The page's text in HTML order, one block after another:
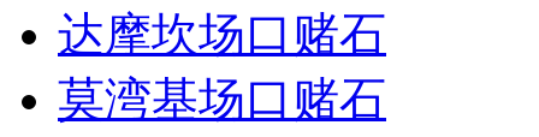
达摩坎场口赌石
莫湾基场口赌石